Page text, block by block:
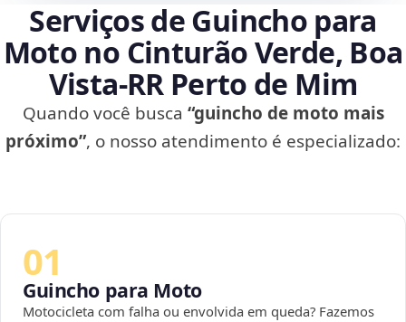
Serviços de Guincho para
Moto no Cinturão Verde, Boa
Vista‑RR Perto de Mim
Quando você busca “guincho de moto mais
próximo”, o nosso atendimento é especializado:
01
Guincho para Moto
Motocicleta com falha ou envolvida em queda? Fazemos